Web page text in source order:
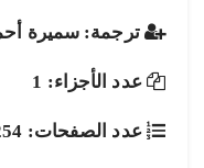
ترجمة: سميرة
عدد الأجزاء: 1
عدد الصفحات: 254 صفحة